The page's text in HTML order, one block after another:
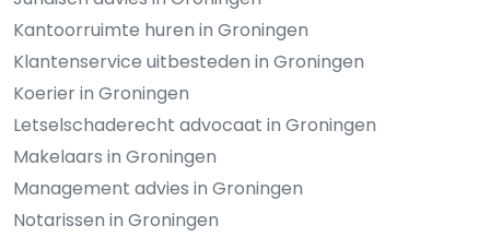
Kantoorruimte huren in Groningen
Klantenservice uitbesteden in Groningen
Koerier in Groningen
Letselschaderecht advocaat in Groningen
Makelaars in Groningen
Management advies in Groningen
Notarissen in Groningen